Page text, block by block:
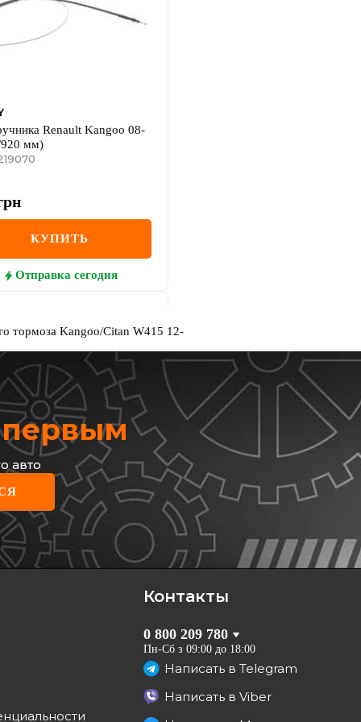
Renault Kangoo 08-
мм)
КУПИТЬ
Отправка сегодня
Renault Kangoo 08-
мм)
тормоза Kangoo/Citan W415 12-
авто
Контакты
0 800 209 780
Пн-Сб з 09:00 до 18:00
Написать в Telegram
Написать в Viber